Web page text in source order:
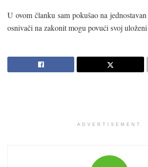
U ovom članku sam pokušao na
osnivači na zakonit mogu povući svoj
ADVERTISEMENT